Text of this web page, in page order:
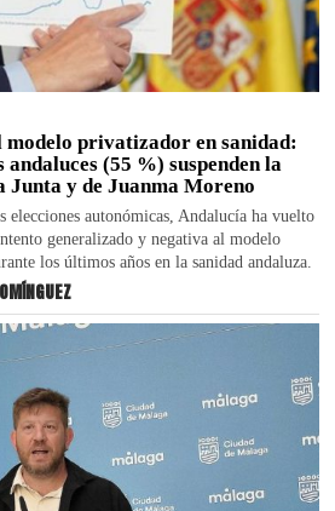
modelo privatizador en sanidad:
andaluces (55 %) suspenden la
Junta y de Juanma Moreno
elecciones autonómicas, Andalucía ha vuelto
generalizado y negativa al modelo
los últimos años en la sanidad andaluza.